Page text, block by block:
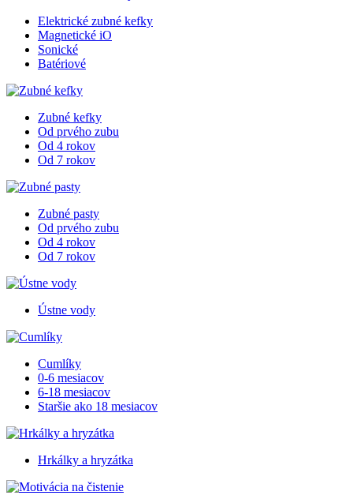
Elektrické zubné kefky
Magnetické iO
Sonické
Batériové
Zubné kefky
Od prvého zubu
Od 4 rokov
Od 7 rokov
Zubné pasty
Od prvého zubu
Od 4 rokov
Od 7 rokov
Ústne vody
Cumlíky
0-6 mesiacov
6-18 mesiacov
Staršie ako 18 mesiacov
Hrkálky a hryzátka